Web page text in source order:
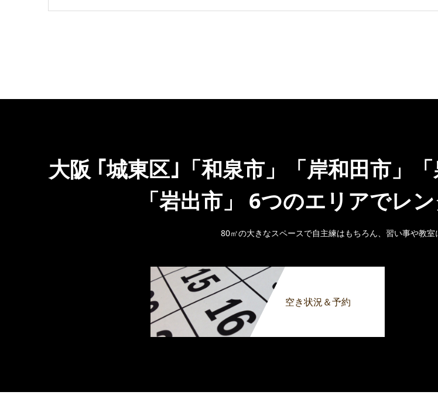
大阪 ｢城東区｣「和泉市」「岸和田市」
「岩出市」 6つのエリアでレ
80㎡の大きなスペースで自主練はもちろん、習い事や教室
空き状況＆予約